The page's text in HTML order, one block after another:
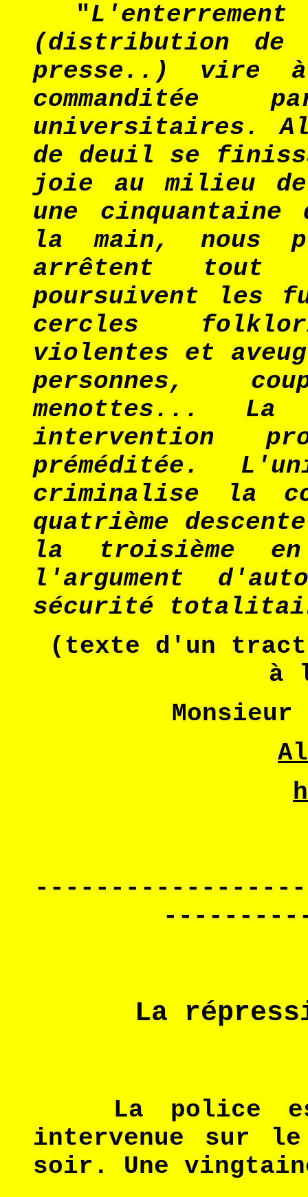
"
(distribution de
presse..) vire
universitaires.
de deuil se
joie au milieu
une
la main, nous
arrêtent tout
poursuivent les
cercles
violentes et
personnes,
menottes...
intervention
préméditée.
criminalise la
quatrième
la troisième
l'argument
sécurité
(texte d'un
à
La
La police est
intervenue sur le
soir. Une